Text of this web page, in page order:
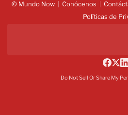
© Mundo Now Conócenos
Políticas de
Do Not Sell Or Share My